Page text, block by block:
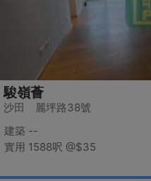
駿嶺薈
沙田 麗坪路38號
建築 --
實用 1588呎 @$35